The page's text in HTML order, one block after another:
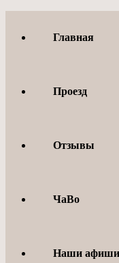
содержимомуГлавная
Проезд
Отзывы
ЧаВо
Наши афиши